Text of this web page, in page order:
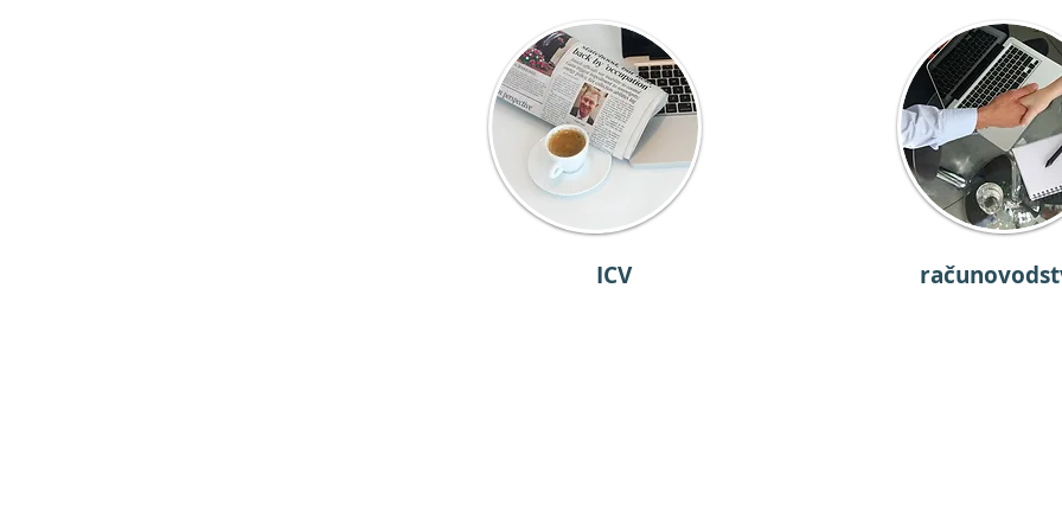
ICV